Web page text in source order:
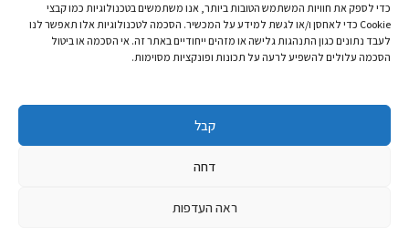
כדי לספק את חוויות המשתמש הטובות ביותר, אנו משתמשים בטכנולוגיות כמו קבצי
Cookie כדי לאחסן ו/או לגשת למידע על המכשיר. הסכמה לטכנולוגיות אלו תאפשר לנו
לעבד נתונים כגון התנהגות גלישה או מזהים ייחודיים באתר זה. אי הסכמה או ביטול
הסכמה עלולים להשפיע לרעה על תכונות ופונקציות מסוימות.
קבל
דחה
ראה העדפות
קראתי ואני מאשר/ת את מדיניות הפרטיות של האתר